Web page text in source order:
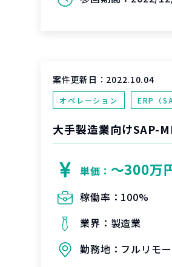
案件更新日： 2022.10.04
オペレーション ERP（
大手製造業向けSAP-
単価： 〜300万
稼働率： 100%
業界： 製造業
勤務地： フルリモ